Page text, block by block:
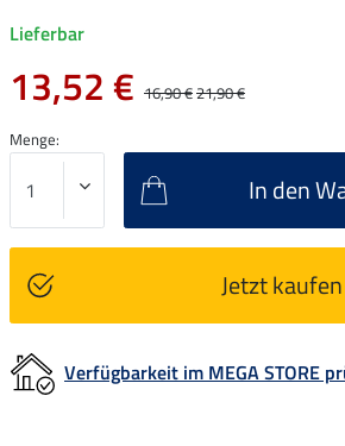
Lieferbar
13,52 € 16,90 €21,90 €
Menge:
In den
Jetzt kaufen
Verfügbarkeit im MEGA STORE